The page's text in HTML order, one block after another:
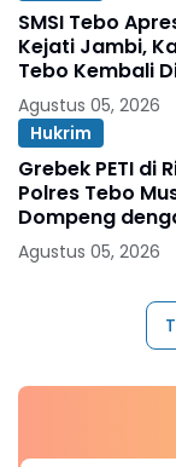
SMSI Tebo
Kejati Jambi,
Tebo Kembali
Agustus 05, 2026
Hukrim
Grebek PETI di
Polres Tebo
Dompeng
Agustus 05, 2026